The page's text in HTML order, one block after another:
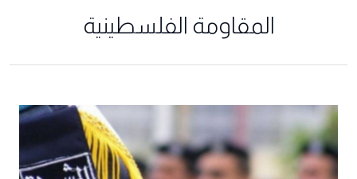
المقاومة الفلسطينية